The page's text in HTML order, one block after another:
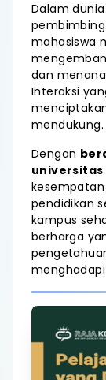
Dalam
mahasiswa
dan
Interaksi
mendukung.
Dengan
universitas
pendidikan
kampus
berharga